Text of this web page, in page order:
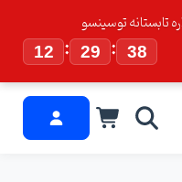
تابستانه توسینسو
12
: 29 : 37